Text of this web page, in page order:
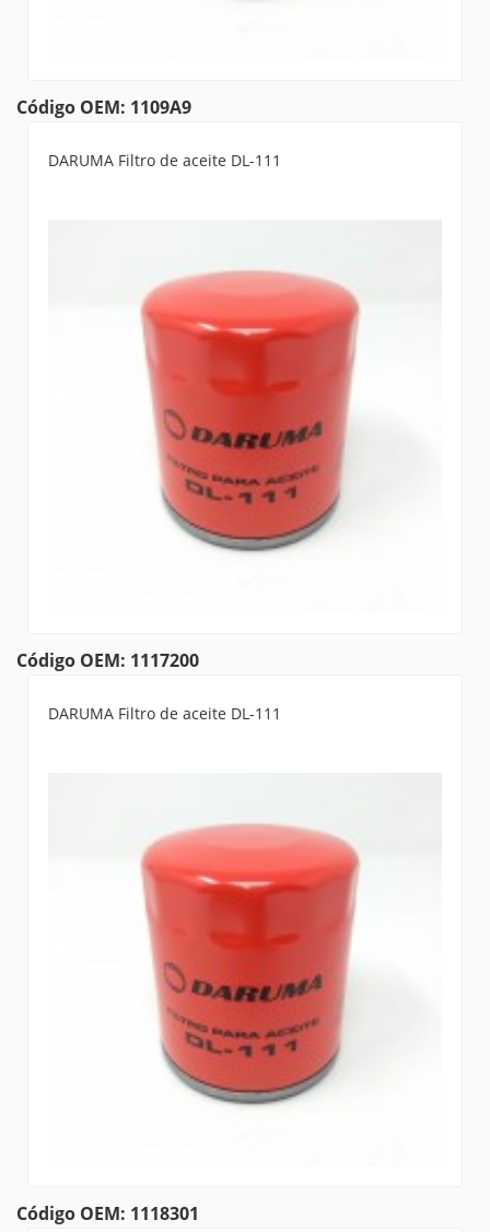
Código OEM: 1109A9
DARUMA Filtro de aceite DL-111
Código OEM: 1117200
DARUMA Filtro de aceite DL-111
Código OEM: 1118301